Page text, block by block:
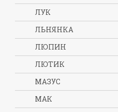
ЛУК
ЛЬНЯНКА
ЛЮПИН
ЛЮТИК
МАЗУС
МАК